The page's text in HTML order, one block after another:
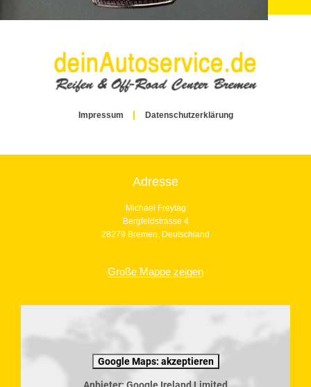
Impressum Datenschutzerklärung
Adresse
Michael Freytag
Bergfeldstrasse 4
28279 Bremen, Deutschland
Große Mappe zeigen
Google Maps: akzeptieren